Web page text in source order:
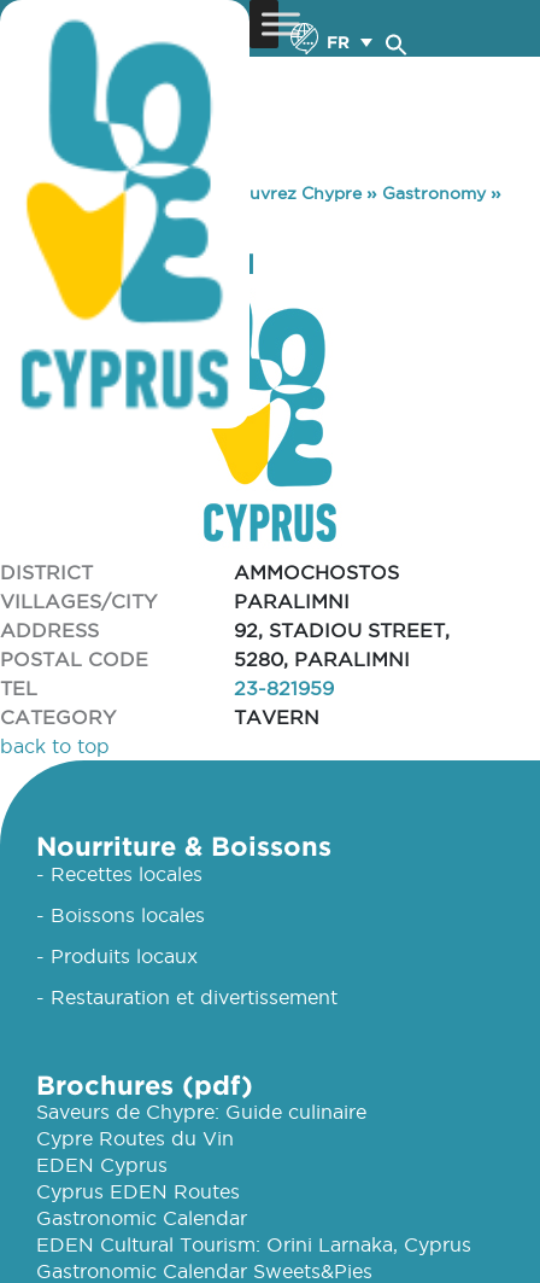
FR
You are here: Home »Découvrez Chypre» Gastronomy»
TTAPPIS TAVERN
TTAPPIS TAVERN
DISTRICT
AMMOCHOSTOS
VILLAGES/CITY
PARALIMNI
ADDRESS
92, STADIOU STREET,
POSTAL CODE
5280, PARALIMNI
TEL
23-821959
CATEGORY
TAVERN
back to top
Nourriture & Boissons
- Recettes locales
- Boissons locales
- Produits locaux
- Restauration et divertissement
Brochures (pdf)
Saveurs de Chypre: Guide culinaire
Cypre Routes du Vin
EDEN Cyprus
Cyprus EDEN Routes
Gastronomic Calendar
EDEN Cultural Tourism: Orini Larnaka, Cyprus
Gastronomic Calendar Sweets&Pies